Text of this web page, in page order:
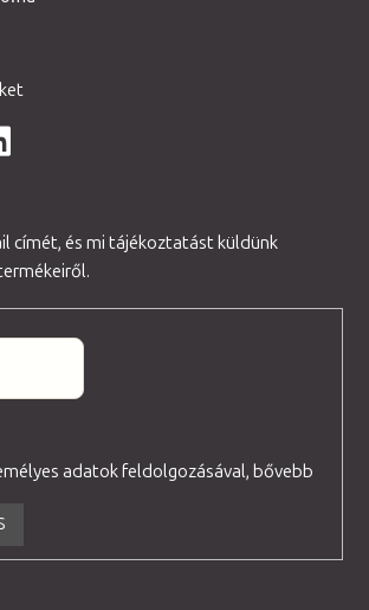
címét, és mi tájékoztatást küldünk
adatok feldolgozásával, bővebb